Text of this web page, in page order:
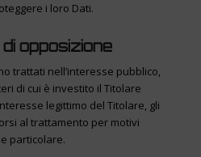
i loro Dati.
opposizione
trattati nell’interesse pubblico,
di cui è investito il Titolare
legittimo del Titolare, gli
al trattamento per motivi
particolare.